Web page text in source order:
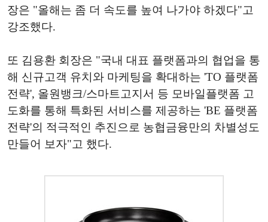
장은 "올해는 좀 더 속도를 높여 나가야 하겠다"고
강조했다.
또 김용환 회장은 "국내 대표 플랫폼과의 협업을 통
해 신규고객 유치와 마케팅을 확대하는 'TO 플랫폼
전략', 올원뱅크/스마트고지서 등 모바일플랫폼 고
도화를 통해 특화된 서비스를 제공하는 'BE 플랫폼
전략'의 적극적인 추진으로 농협금융만의 차별성도
만들어 보자"고 했다.